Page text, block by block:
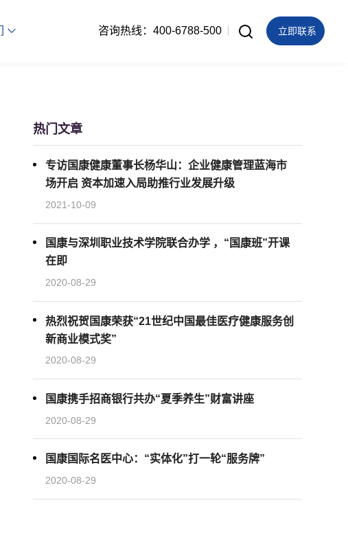
咨询热线：400-6788-500 立即联系
热门文章
专访国康健康董事长杨华山：企业健康管理蓝海市
场开启 资本加速入局助推行业发展升级
2021-10-09
国康与深圳职业技术学院联合办学 ，“国康班”开课
在即
2020-08-29
热烈祝贺国康荣获“21世纪中国最佳医疗健康服务创
新商业模式奖”
2020-08-29
国康携手招商银行共办“夏季养生”财富讲座
2020-08-29
国康国际名医中心：“实体化”打一轮“服务牌”
2020-08-29